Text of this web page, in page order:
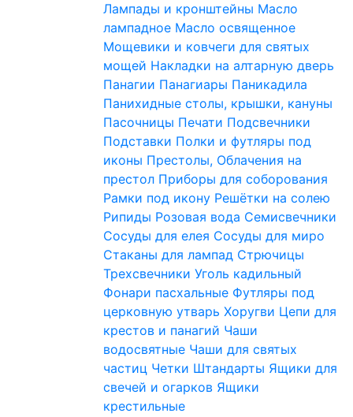
Лампады и кронштейны Масло
лампадное Масло освященное
Мощевики и ковчеги для святых
мощей Накладки на алтарную дверь
Панагии Панагиары Паникадила
Панихидные столы, крышки, кануны
Пасочницы Печати Подсвечники
Подставки Полки и футляры под
иконы Престолы, Облачения на
престол Приборы для соборования
Рамки под икону Решётки на солею
Рипиды Розовая вода Семисвечники
Сосуды для елея Сосуды для миро
Стаканы для лампад Стрючицы
Трехсвечники Уголь кадильный
Фонари пасхальные Футляры под
церковную утварь Хоругви Цепи для
крестов и панагий Чаши
водосвятные Чаши для святых
частиц Четки Штандарты Ящики для
свечей и огарков Ящики
крестильные